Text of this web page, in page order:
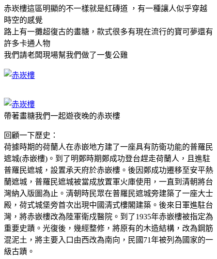
赤崁樓這區明顯的不一樣就是紅磚道 ，有一種讓人似乎穿越
時空的感覺
路上有一攤超復古的畫糖，款式很多有現在流行的寶可夢還有
許多卡通人物
我們請老闆現場幫我們做了一隻公雞
帶著畫糖我們一起遊夜晚的赤崁樓
回顧一下歷史：
荷據時期的荷蘭人在赤嵌地方建了一座具有防衛功能的普羅民
遮城(赤嵌樓)。到了明鄭時期鄭成功登台趕走荷蘭人，且進駐
普羅民遮城，設置承天府於赤嵌樓。後因鄭成功遷移至安平熱
蘭遮城，普羅民遮城被當成放置軍火庫使用，一直到清朝將台
灣納入版圖為止。清朝時民眾在普羅民遮城旁建築了一座大士
殿，荷式城堡旁首次出現中國清式樓閣建築。後來日軍進駐台
灣，將赤嵌樓改為陸軍衛戍醫院。到了1935年赤嵌樓被指定為
重要史蹟。光復後，幾經整修，將原有的木造結構，改為鋼筋
混泥土，將主要入口由西改為南向，民國71年被列為國家的一
級古蹟。